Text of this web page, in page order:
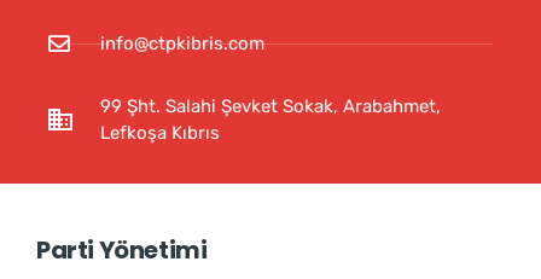
info@ctpkibris.com
99 Şht. Salahi Şevket Sokak, Arabahmet,
Lefkoşa Kıbrıs
Parti Yönetimi